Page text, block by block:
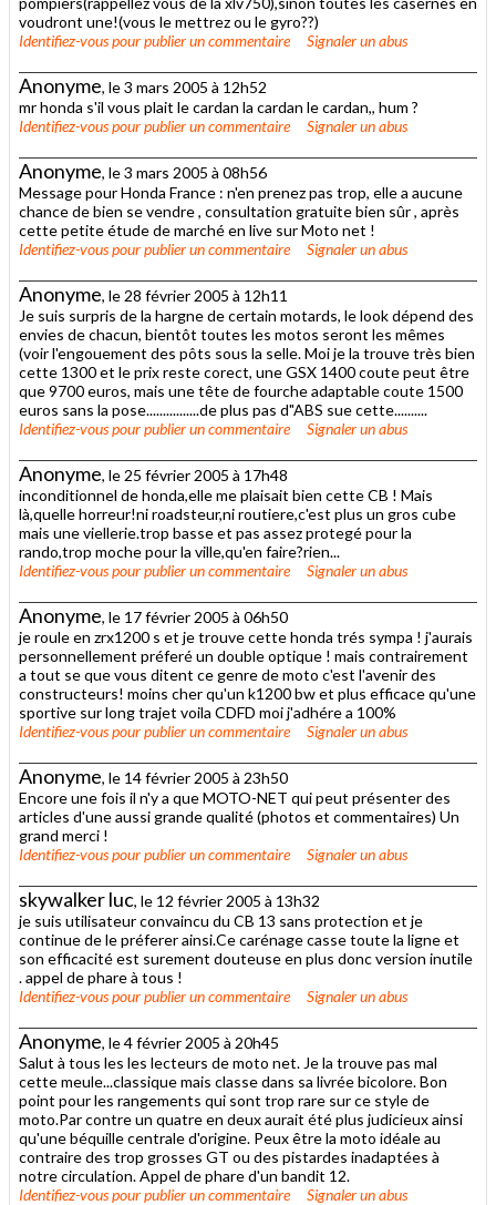
voudront une!(vous le mettrez ou le gyro??)
Identifiez-vouspour publier un commentaire Signaler un abus
Anonyme, le 3 mars 2005 à 12h52
mr honda s'il vous plait le cardan la cardan le cardan,, hum ?
Identifiez-vouspour publier un commentaire Signaler un abus
Anonyme, le 3 mars 2005 à 08h56
Message pour Honda France : n'en prenez pas trop, elle a aucune
chance de bien se vendre , consultation gratuite bien sûr , après
cette petite étude de marché en live sur Moto net !
Identifiez-vouspour publier un commentaire Signaler un abus
Anonyme, le 28 février 2005 à 12h11
Je suis surpris de la hargne de certain motards, le look dépend des
envies de chacun, bientôt toutes les motos seront les mêmes
(voir l'engouement des pôts sous la selle. Moi je la trouve très bien
cette 1300 et le prix reste corect, une GSX 1400 coute peut être
que 9700 euros, mais une tête de fourche adaptable coute 1500
euros sans la pose................de plus pas d"ABS sue cette..........
Identifiez-vouspour publier un commentaire Signaler un abus
Anonyme, le 25 février 2005 à 17h48
inconditionnel de honda,elle me plaisait bien cette CB ! Mais
là,quelle horreur!ni roadsteur,ni routiere,c'est plus un gros cube
mais une viellerie.trop basse et pas assez protegé pour la
rando,trop moche pour la ville,qu'en faire?rien...
Identifiez-vouspour publier un commentaire Signaler un abus
Anonyme, le 17 février 2005 à 06h50
je roule en zrx1200 s et je trouve cette honda trés sympa ! j'aurais
personnellement préferé un double optique ! mais contrairement
a tout se que vous ditent ce genre de moto c'est l'avenir des
constructeurs! moins cher qu'un k1200 bw et plus efficace qu'une
sportive sur long trajet voila CDFD moi j'adhére a 100%
Identifiez-vouspour publier un commentaire Signaler un abus
Anonyme, le 14 février 2005 à 23h50
Encore une fois il n'y a que MOTO-NET qui peut présenter des
articles d'une aussi grande qualité (photos et commentaires) Un
grand merci !
Identifiez-vouspour publier un commentaire Signaler un abus
skywalker luc, le 12 février 2005 à 13h32
je suis utilisateur convaincu du CB 13 sans protection et je
continue de le préferer ainsi.Ce carénage casse toute la ligne et
son efficacité est surement douteuse en plus donc version inutile
. appel de phare à tous !
Identifiez-vouspour publier un commentaire Signaler un abus
Anonyme, le 4 février 2005 à 20h45
Salut à tous les les lecteurs de moto net. Je la trouve pas mal
cette meule...classique mais classe dans sa livrée bicolore. Bon
point pour les rangements qui sont trop rare sur ce style de
moto.Par contre un quatre en deux aurait été plus judicieux ainsi
qu'une béquille centrale d'origine. Peux être la moto idéale au
contraire des trop grosses GT ou des pistardes inadaptées à
notre circulation. Appel de phare d'un bandit 12.
Identifiez-vouspour publier un commentaire Signaler un abus